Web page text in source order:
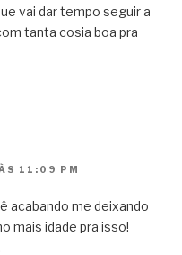
vai dar tempo seguir a
tanta cosia boa pra
11:09 PM
acabando me deixando
mais idade pra isso!